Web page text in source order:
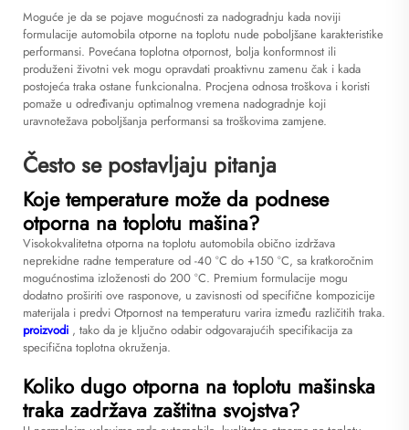
Moguće je da se pojave mogućnosti za nadogradnju kada noviji
formulacije automobila otporne na toplotu nude poboljšane karakteristike
performansi. Povećana toplotna otpornost, bolja konformnost ili
produženi životni vek mogu opravdati proaktivnu zamenu čak i kada
postojeća traka ostane funkcionalna. Procjena odnosa troškova i koristi
pomaže u određivanju optimalnog vremena nadogradnje koji
uravnotežava poboljšanja performansi sa troškovima zamjene.
Često se postavljaju pitanja
Koje temperature može da podnese
otporna na toplotu mašina?
Visokokvalitetna otporna na toplotu automobila obično izdržava
neprekidne radne temperature od -40 °C do +150 °C, sa kratkoročnim
mogućnostima izloženosti do 200 °C. Premium formulacije mogu
dodatno proširiti ove rasponove, u zavisnosti od specifične kompozicije
materijala i predvi Otpornost na temperaturu varira između različitih traka.
proizvodi , tako da je ključno odabir odgovarajućih specifikacija za
specifična toplotna okruženja.
Koliko dugo otporna na toplotu mašinska
traka zadržava zaštitna svojstva?